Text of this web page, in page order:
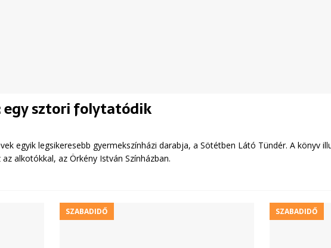
egy sztori folytatódik
egyik legsikeresebb gyermekszínházi darabja, a Sötétben Látó Tündér. A könyv
alkotókkal, az Örkény István Színházban.
SZABADIDŐ SZABADIDŐ